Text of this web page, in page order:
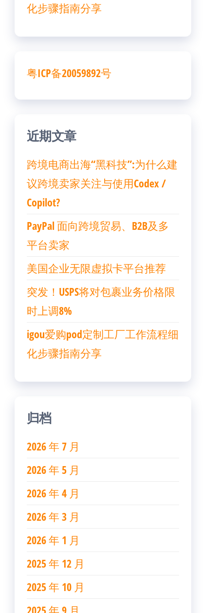
化步骤指南分享
粤ICP备20059892号
近期文章
跨境电商出海“黑科技”:为什么建
议跨境卖家关注与使用Codex /
Copilot?
PayPal 面向跨境贸易、B2B及多
平台卖家
美国企业无限虚拟卡平台推荐
突发！USPS将对包裹业务价格限
时上调8%
igou爱购pod定制工厂工作流程细
化步骤指南分享
归档
2026 年 7 月
2026 年 5 月
2026 年 4 月
2026 年 3 月
2026 年 1 月
2025 年 12 月
2025 年 10 月